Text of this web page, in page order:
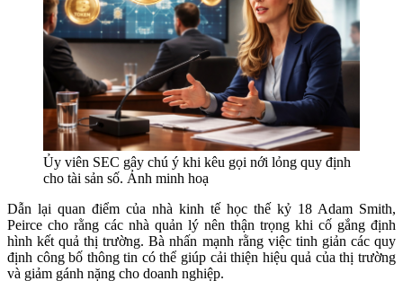
Ủy viên SEC gây chú ý khi kêu gọi nới lỏng quy định
cho tài sản số. Ảnh minh hoạ
Dẫn lại quan điểm của nhà kinh tế học thế kỷ 18 Adam Smith,
Peirce cho rằng các nhà quản lý nên thận trọng khi cố gắng định
hình kết quả thị trường. Bà nhấn mạnh rằng việc tinh giản các quy
định công bố thông tin có thể giúp cải thiện hiệu quả của thị trường
và giảm gánh nặng cho doanh nghiệp.